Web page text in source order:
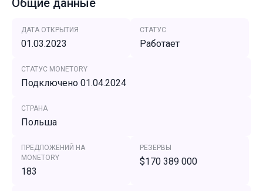
Общие данные
ДАТА ОТКРЫТИЯ
01.03.2023
СТАТУС
Работает
СТАТУС MONETORY
Подключено 01.04.2024
СТРАНА
Польша
ПРЕДЛОЖЕНИЙ НА
MONETORY
183
РЕЗЕРВЫ
$170 389 000